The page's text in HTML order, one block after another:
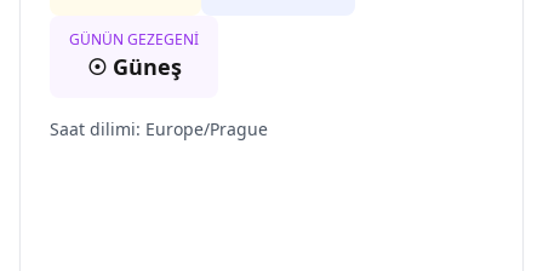
GÜNÜN GEZEGENI
☉ Güneş
Saat dilimi: Europe/Prague